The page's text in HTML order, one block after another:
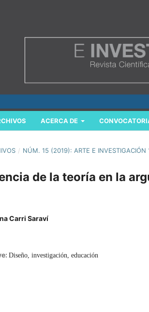
ACERCA DE
/ NÚM. 15 (2019): ARTE E INVESTIGACIÓN
de la teoría en la
Carri Saraví
Diseño, investigación, educación